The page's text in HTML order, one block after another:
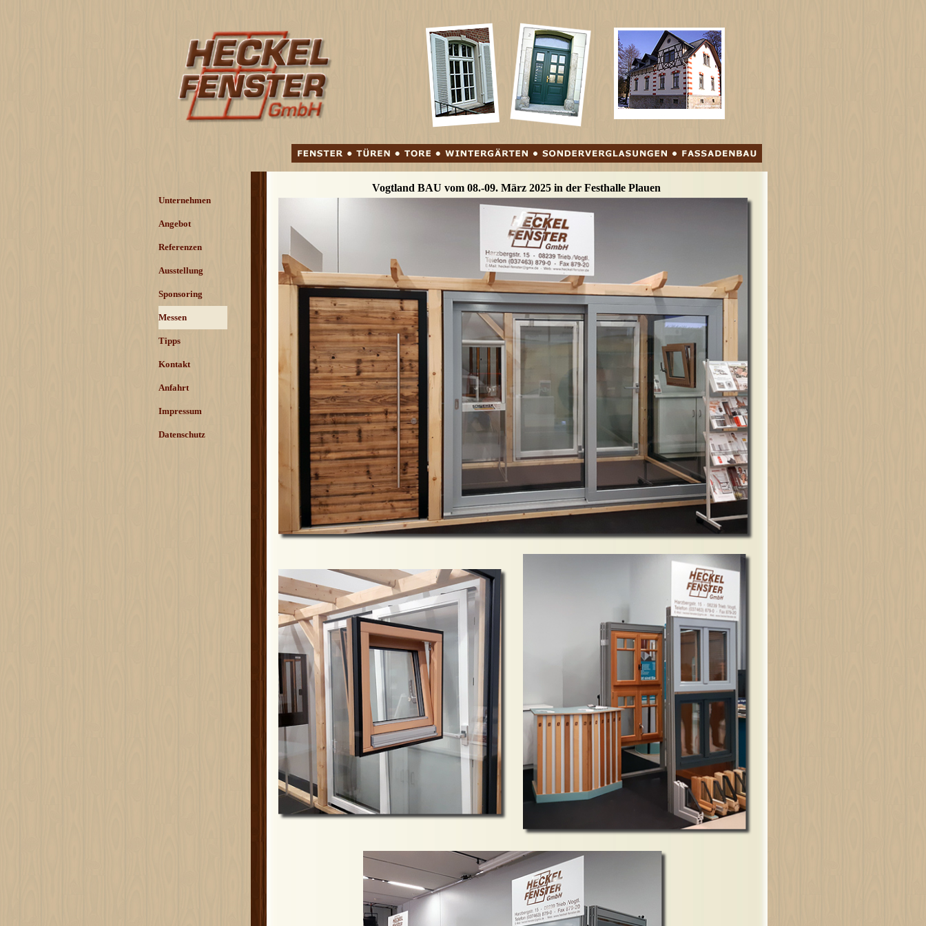
Unternehmen
Angebot
Referenzen
Ausstellung
Sponsoring
Messen
Tipps
Kontakt
Anfahrt
Impressum
Datenschutz
Vogtland BAU vom 08.-09. März 2025 in der Festhalle Plauen